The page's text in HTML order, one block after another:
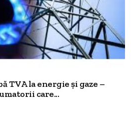
TVA la energie și gaze –
care...